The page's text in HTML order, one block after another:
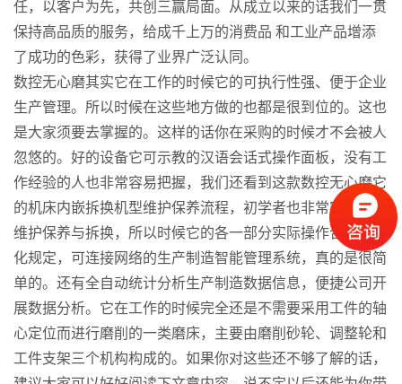
任，以客户为先，共创三赢局面。从成立以来的话我们一贯
保持高品质的服务，给成千上万的消费品 和工业产品增添
了成功的色彩，获得了业界广泛认同。
数控无心磨其实它在工作的时候它的可执行性强、便于企业
生产管理。所以时候在这些地方做的也都是很到位的。这也
是大家须要去掌握的。这样的话你在采购的时候才不会被人
忽悠的。好的设备它可示教的汉语会话式操作面板，没有工
作经验的人也非常容易把握，我们还看到这款数控无心磨它
的机床内嵌拆换机型维护保养流程，初学者也非常容易开展
维护保养与拆换，所以时候它的各一部分实际操作合乎个性
化规定，可连接网络的生产制造智能管理系统，真的是很简
单的。还有全自动统计分析生产制造数据信息，便捷公司开
展数据分析。它在工作的时候完全还是不需要采用工件的轴
心定位而进行磨削的一类磨床，主要由磨削砂轮、调整轮和
工件支架三个机构构成的。如果你对这些还不够了解的话，